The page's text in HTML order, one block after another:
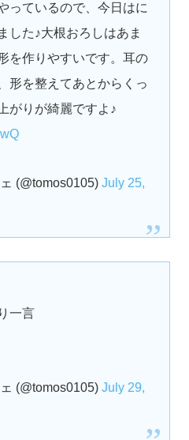
っているので、今日はに
した♪大根おろしはあま
を作りやすいです。耳の
形を整えてあとからくっ
がりが綺麗ですよ♪
(@tomos0105)July 25,
一言
(@tomos0105)July 29,